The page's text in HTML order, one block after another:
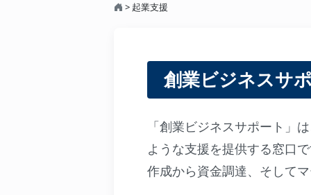
> 起業支援
創業ビジネスサ
「創業ビジネスサポート」
ような支援を提供する窓口
作成から資金調達、そして